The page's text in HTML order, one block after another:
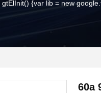
{var lib = new
60a